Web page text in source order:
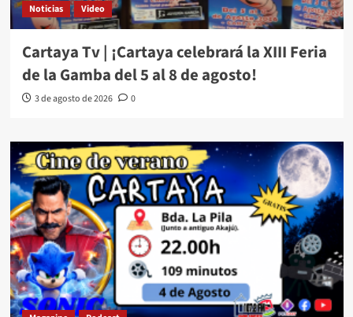
Noticias Video
Cartaya Tv | ¡Cartaya celebrará la XIII Feria
de la Gamba del 5 al 8 de agosto!
3 de agosto de 2026 0